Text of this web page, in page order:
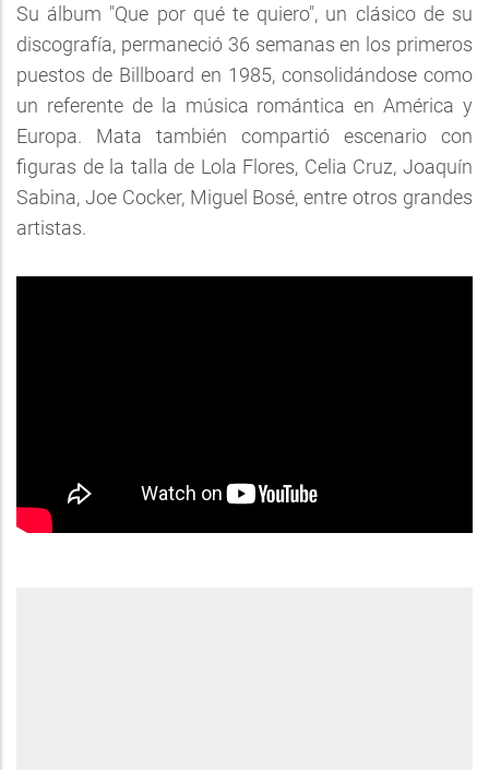
Su álbum "Que por qué te quiero", un clásico de su
discografía, permaneció 36 semanas en los primeros
puestos de Billboard en 1985, consolidándose como
un referente de la música romántica en América y
Europa. Mata también compartió escenario con
figuras de la talla de Lola Flores, Celia Cruz, Joaquín
Sabina, Joe Cocker, Miguel Bosé, entre otros grandes
artistas.